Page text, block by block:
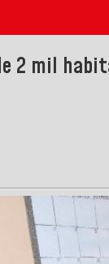
2 mil